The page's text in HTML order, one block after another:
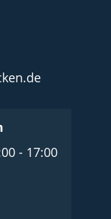
- 17:00